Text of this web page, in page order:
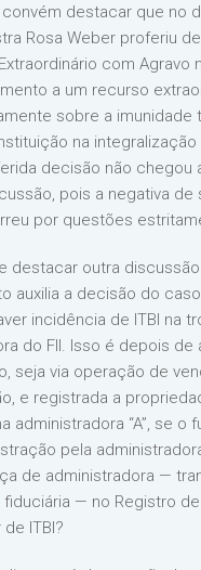
destacar que no
Rosa Weber proferiu
com Agravo
a um recurso
sobre a imunidade
na
decisão não chegou
pois a negativa de
por questões
destacar outra
auxilia a decisão do
incidência de ITBI na
do FII. Isso é depois de
seja via operação de
e registrada a
administradora “A”, se
pela
de administradora —
— no Registro de
ITBI?